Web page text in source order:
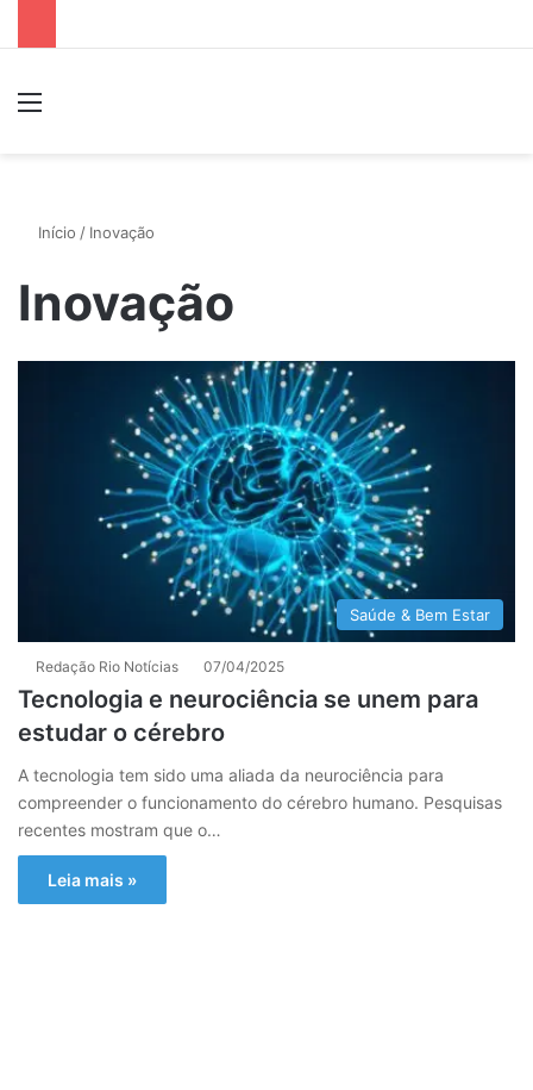
Início / Inovação
Inovação
Saúde & Bem Estar
Redação Rio Notícias 07/04/2025
Tecnologia e neurociência se unem para
estudar o cérebro
A tecnologia tem sido uma aliada da neurociência para
compreender o funcionamento do cérebro humano. Pesquisas
recentes mostram que o…
Leia mais »